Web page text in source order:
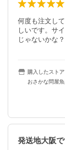
何度も注文し
しいです。サ
じゃないかな
購入したストア
おさかな問屋魚
発送地大阪で